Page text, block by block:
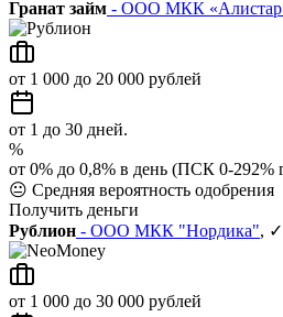
Гранат займ - ООО МКК
от 1 000 до 20 000 рублей
от 1 до 30 дней.
%
от 0% до 0,8% в день (ПСК 0-292%
😐 Средняя вероятность одобрения
Получить деньги
Рублион - ООО МКК "Нордика",
от 1 000 до 30 000 рублей